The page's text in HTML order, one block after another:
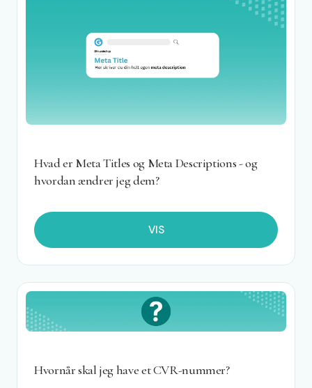
Hvad er Meta Titles og Meta Descriptions - og
hvordan ændrer jeg dem?
VIS
Hvornår skal jeg have et CVR-nummer?